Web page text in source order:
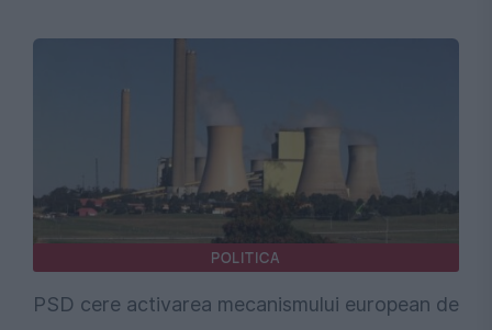
POLITICA
PSD cere activarea mecanismului european de